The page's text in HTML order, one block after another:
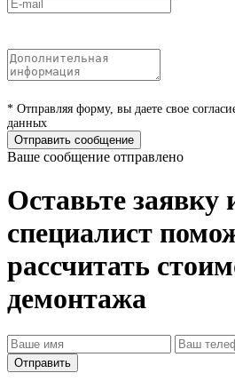
* Отправляя форму, вы даете свое
данных
Отправить сообщение
Ваше сообщение отправлено
Оставьте заявку
специалист
рассчитать
демонтажа